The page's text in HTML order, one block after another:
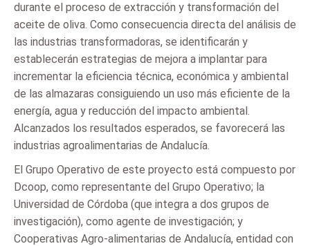
durante el proceso de extracción y transformación del
aceite de oliva. Como consecuencia directa del análisis de
las industrias transformadoras, se identificarán y
establecerán estrategias de mejora a implantar para
incrementar la eficiencia técnica, económica y ambiental
de las almazaras consiguiendo un uso más eficiente de la
energía, agua y reducción del impacto ambiental.
Alcanzados los resultados esperados, se favorecerá las
industrias agroalimentarias de Andalucía.
El Grupo Operativo de este proyecto está compuesto por
Dcoop, como representante del Grupo Operativo; la
Universidad de Córdoba (que integra a dos grupos de
investigación), como agente de investigación; y
Cooperativas Agro-alimentarias de Andalucía, entidad con